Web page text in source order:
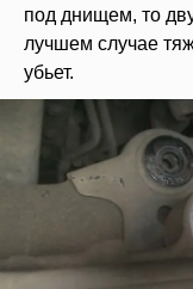
под днищем, то
лучшем случае
убьет.